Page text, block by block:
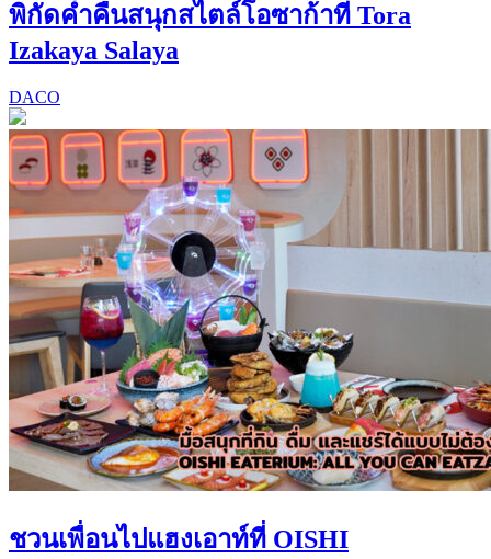
พิกัดค่ำคืนสนุกสไตล์โอซาก้าที่ Tora
Izakaya Salaya
DACO
ชวนเพื่อนไปแฮงเอาท์ที่ OISHI